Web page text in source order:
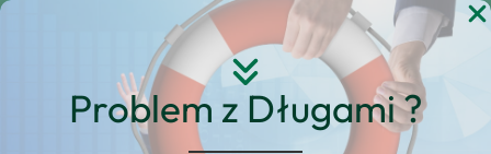
Problem z Długami ?
Przejdź